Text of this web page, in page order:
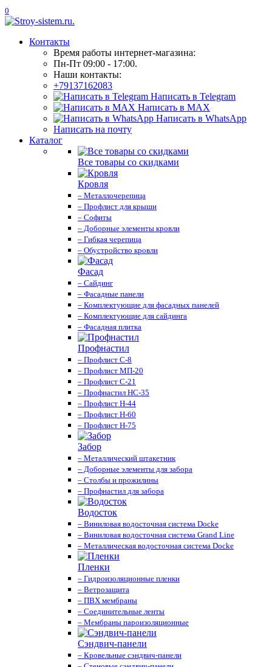
0
Контакты
Время работы интернет-магазина:
Пн-Пт 09:00 - 17:00.
Наши контакты:
+79137162083
Написать в Telegram
Написать в MAX
Написать в WhatsApp
Написать на почту
Каталог
Все товары со скидками
Кровля
– Металлочерепица
– Профлист для крыши
– Софиты
– Доборные элементы кровли
– Гибкая черепица
– Обустройство кровли
Фасад
– Сайдинг
– Фасадные панели
– Комплектующие для фасадных панелей
– Комплектующие для сайдинга
– Фасадная плитка
Профнастил
– Профлист С-8
– Профлист МП-20
– Профлист С-21
– Профнастил НС-35
– Профлист Н-44
– Профлист Н-60
– Профлист Н-75
Забор
– Металлический штакетник
– Доборные элементы для забора
– Столбы и прожилины
– Профнастил для забора
Водосток
– Виниловая водосточная система Docke
– Виниловая водосточная система Grand Line
– Металлическая водосточная система Docke
Пленки
– Гидроизоляционные пленки
– Ветрозащита
– ПВХ мембраны
– Соединительные ленты
– Мембраны пароизоляционные
Сэндвич-панели
– Кровельные сэндвич-панели